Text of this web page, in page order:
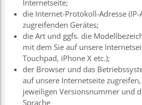
Internetseite;
die Internet-Protokoll-Adresse (IP-
zugreifenden Gerätes;
die Art und ggfs. die
mit dem Sie auf unsere
Touchpad, iPhone X etc.);
der Browser und das
auf unsere Internetseite
jeweiligen Versionsnummer und
Sprache